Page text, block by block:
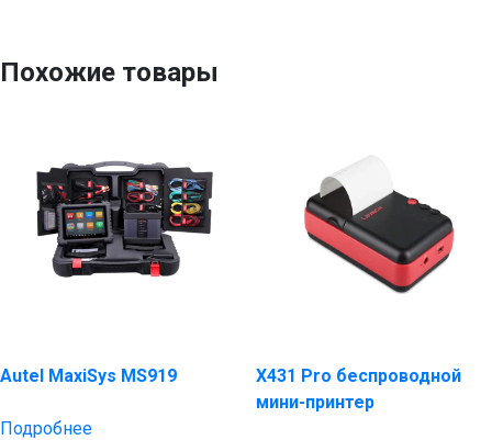
Похожие товары
Autel MaxiSys MS919
Подробнее
X431 Pro беспроводной
мини-принтер